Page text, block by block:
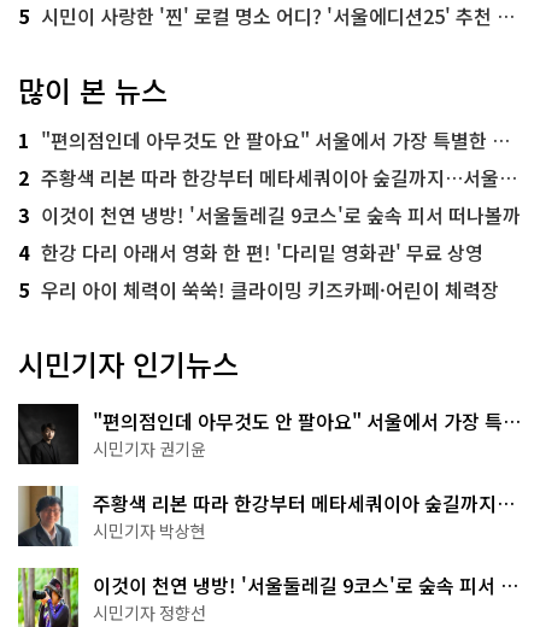
5 시민이 사랑한 '찐' 로컬 명소 어디? '서울에디션25' 추천 코스
많이 본 뉴스
1 "편의점인데 아무것도 안 팔아요" 서울에서 가장 특별한 편의점의 정체
2 주황색 리본 따라 한강부터 메타세쿼이아 숲길까지…서울둘레길 15코스
3 이것이 천연 냉방! '서울둘레길 9코스'로 숲속 피서 떠나볼까
4 한강 다리 아래서 영화 한 편! '다리밑 영화관' 무료 상영
5 우리 아이 체력이 쑥쑥! 클라이밍 키즈카페·어린이 체력장
시민기자 인기뉴스
"편의점인데 아무것도 안 팔아요" 서울에서 가장 특별
한 편의점의 정체
시민기자 권기윤
주황색 리본 따라 한강부터 메타세쿼이아 숲길까지…
서울둘레길 15코스
시민기자 박상현
이것이 천연 냉방! '서울둘레길 9코스'로 숲속 피서 떠
나볼까
시민기자 정향선